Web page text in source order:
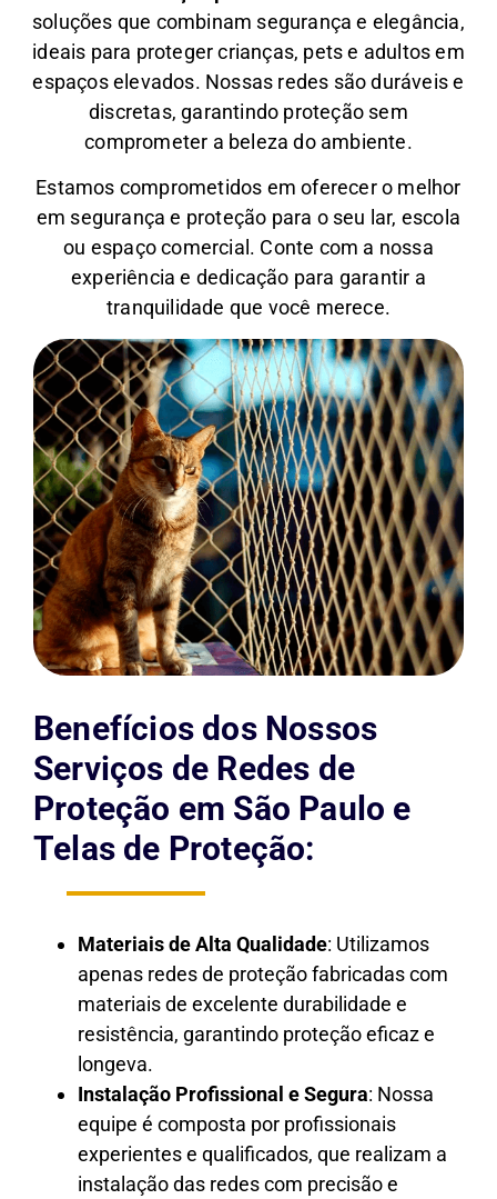
soluções que combinam segurança e elegância,
ideais para proteger crianças, pets e adultos em
espaços elevados. Nossas redes são duráveis e
discretas, garantindo proteção sem
comprometer a beleza do ambiente.
Estamos comprometidos em oferecer o melhor
em segurança e proteção para o seu lar, escola
ou espaço comercial. Conte com a nossa
experiência e dedicação para garantir a
tranquilidade que você merece.
Benefícios dos Nossos
Serviços de Redes de
Proteção em São Paulo e
Telas de Proteção:
Materiais de Alta Qualidade: Utilizamos
apenas redes de proteção fabricadas com
materiais de excelente durabilidade e
resistência, garantindo proteção eficaz e
longeva.
Instalação Profissional e Segura: Nossa
equipe é composta por profissionais
experientes e qualificados, que realizam a
instalação das redes com precisão e